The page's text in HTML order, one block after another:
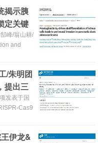
揭示胰
定关键
峰/翁山耕/
and
PDAC）
铺路的全
改善胰腺
/朱明团
提出三
型编辑
发表于国
Cas9
在远离基
了其分子
伊龙&